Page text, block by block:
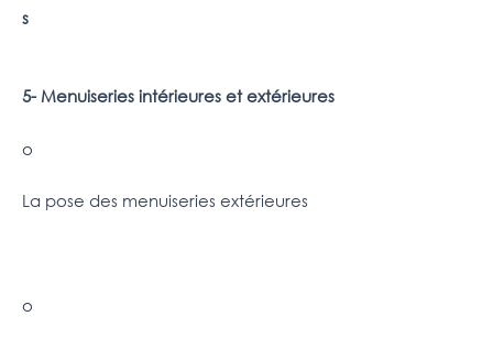
s
5- Menuiseries intérieures et extérieures
o
La pose des menuiseries extérieures
o